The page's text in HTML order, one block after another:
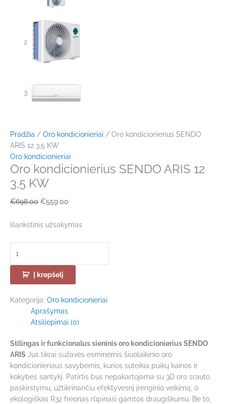
Pradžia / Oro kondicionieriai / Oro kondicionierius SENDO
ARIS 12 3,5 KW
Oro kondicionieriai
Oro kondicionierius SENDO ARIS 12
3,5 KW
€698.00 €559.00
Išankstinis užsakymas
Į krepšelį
Kategorija: Oro kondicionieriai
Aprašymas
Atsiliepimai (0)
Stilingas ir funkcionalus sieninis oro kondicionierius SENDO
ARIS Jus tikrai sužavės esminėmis šiuolaikinio oro
kondicionieriaus savybėmis, kurios suteikia puikų kainos ir
kokybės santykį. Patirtis bus nepakartojama su 3D oro srauto
paskirstymu, užtikrinančiu efektyvesnį įrenginio veikimą, o
ekologiškas R32 freonas rūpinasi gamtos draugiškumu. Be to,